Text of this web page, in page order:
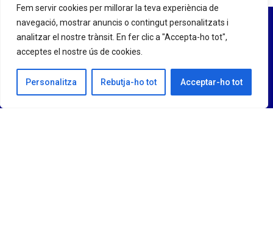
Fem servir cookies per millorar la teva experiència de
navegació, mostrar anuncis o contingut personalitzats i
analitzar el nostre trànsit. En fer clic a "Accepta-ho tot",
acceptes el nostre ús de cookies.
Personalitza Rebutja-ho tot Acceptar-ho tot